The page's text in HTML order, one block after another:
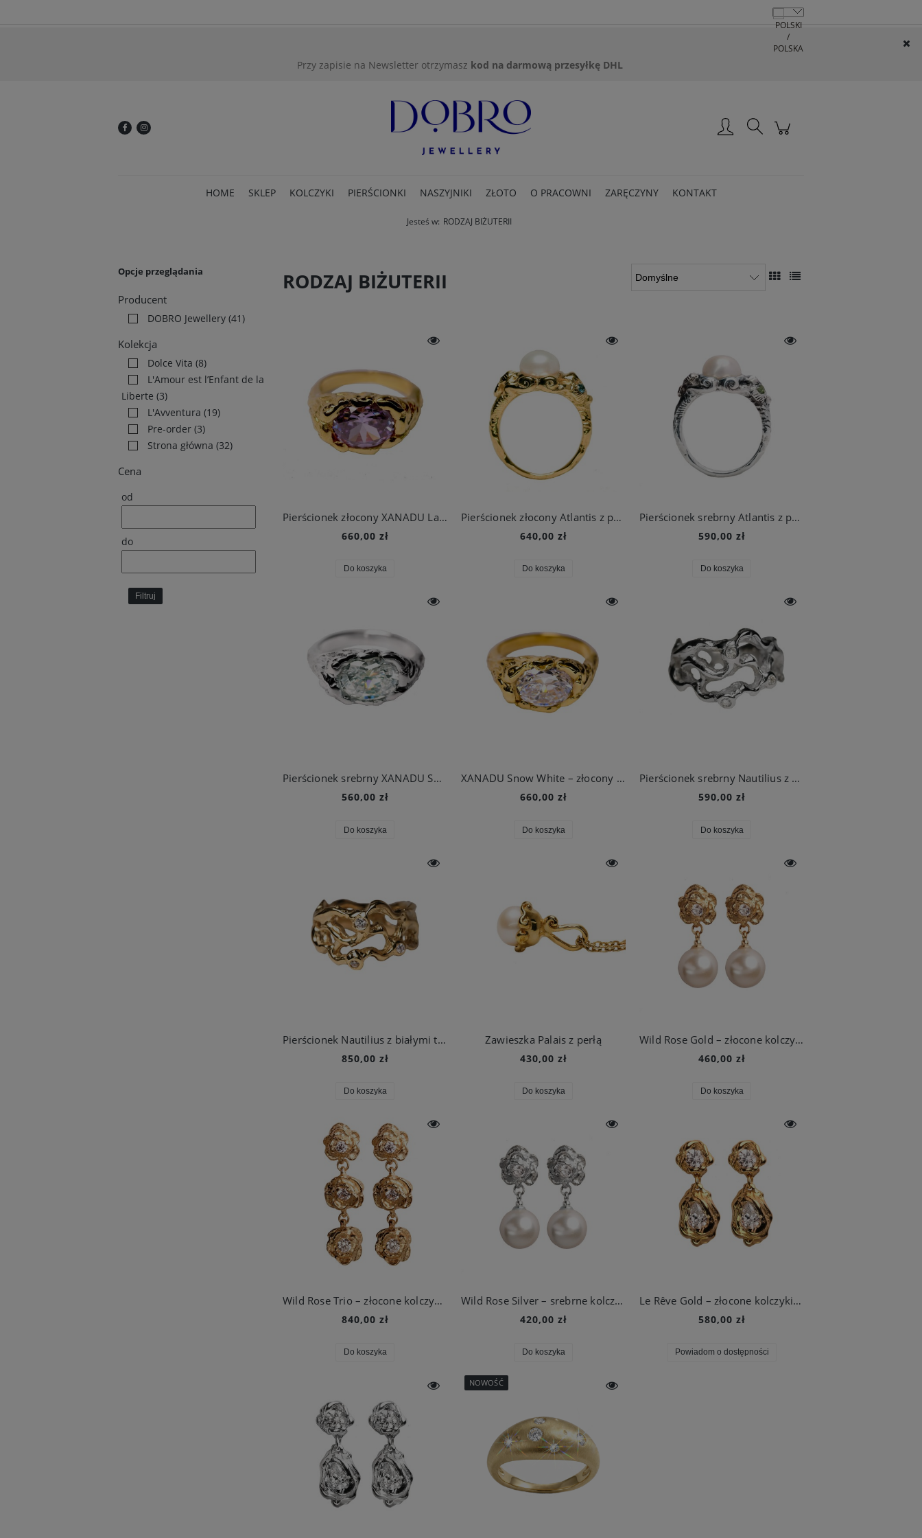
Przy zapisie na Newsletter otrzymasz kod na darmową przesyłkę DHL
HOME SKLEP KOLCZYKI PIERŚCIONKI NASZYJNIKI ZŁOTO O PRACOWNI ZARĘCZYNY KONTAKT
Jesteś w: RODZAJ BIŻUTERII
Opcje przeglądania
Producent
DOBRO Jewellery (41)
Kolekcja
Dolce Vita (8)
L'Amour est l’Enfant de la
Liberte (3)
L'Avventura (19)
Pre-order (3)
Strona główna (32)
Cena
od
do
Filtruj
RODZAJ BIŻUTERII
Pierścionek złocony XANADU Lavender Dream
660,00 zł
Do koszyka
Pierścionek złocony Atlantis z perłą i topazami
640,00 zł
Do koszyka
Pierścionek srebrny Atlantis z perłą i oliwinami
590,00 zł
Do koszyka
Pierścionek srebrny XANADU Snow White
560,00 zł
Do koszyka
XANADU Snow White – złocony pierścionek z białą cyrkonią inspirowany stylem vintage
660,00 zł
Do koszyka
Pierścionek srebrny Nautilius z cyrkoniami
590,00 zł
Do koszyka
Pierścionek Nautilius z białymi topazami
850,00 zł
Do koszyka
Zawieszka Palais z perłą
430,00 zł
Do koszyka
Wild Rose Gold – złocone kolczyki z motywem dzikiej róży
460,00 zł
Do koszyka
Wild Rose Trio – złocone kolczyki motywem trzech dzikich róż
840,00 zł
Do koszyka
Wild Rose Silver – srebrne kolczyki z motywem dzikiej róży
420,00 zł
Do koszyka
Le Rêve Gold – złocone kolczyki o rzeźbiarskiej formie
580,00 zł
Powiadom o dostępności
NOWOŚĆ